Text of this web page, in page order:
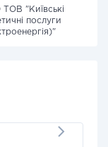
ТОВ "Київські
послуги